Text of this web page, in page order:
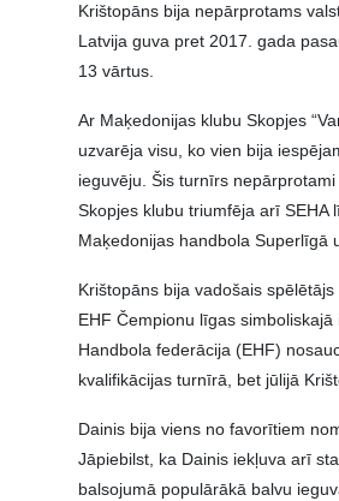
Krištopāns bija nepārprotams
Latvija guva pret 2017. gada
13 vārtus.
Ar Maķedonijas klubu Skopjes
uzvarēja visu, ko vien bija
ieguvēju. Šis turnīrs
Skopjes klubu triumfēja arī
Maķedonijas handbola Superlīgā
Krištopāns bija vadošais
EHF Čempionu līgas
Handbola federācija (EHF)
kvalifikācijas turnīrā, bet jūlijā
Dainis bija viens no favorītiem
Jāpiebilst, ka Dainis iekļuva arī
balsojumā populārākā balvu